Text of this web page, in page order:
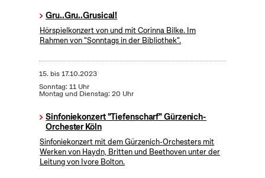
Gru..Gru..Grusical!
Hörspielkonzert von und mit Corinna Bilke. Im
Rahmen von "Sonntags in der Bibliothek".
15. bis17.10.2023
Sonntag: 11 Uhr
Montag und Dienstag: 20 Uhr
Sinfoniekonzert "Tiefenscharf" Gürzenich-
Orchester Köln
Sinfoniekonzert mit dem Gürzenich-Orchesters mit
Werken von Haydn, Britten und Beethoven unter der
Leitung von Ivore Bolton.